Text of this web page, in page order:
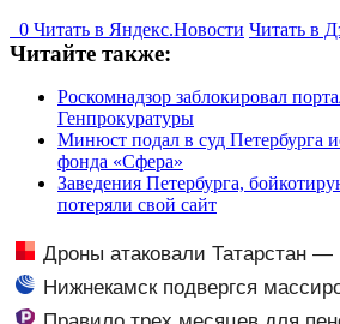
0 Читать в Яндекс.Новости Читать в
Читайте также:
Роскомнадзор заблокировал
Генпрокуратуры
Минюст подал в суд Петербурга
фонда «Сфера»
Заведения Петербурга,
потеряли свой сайт
Дроны атаковали Татарстан
Нижнекамск подвергся
есть погибшие